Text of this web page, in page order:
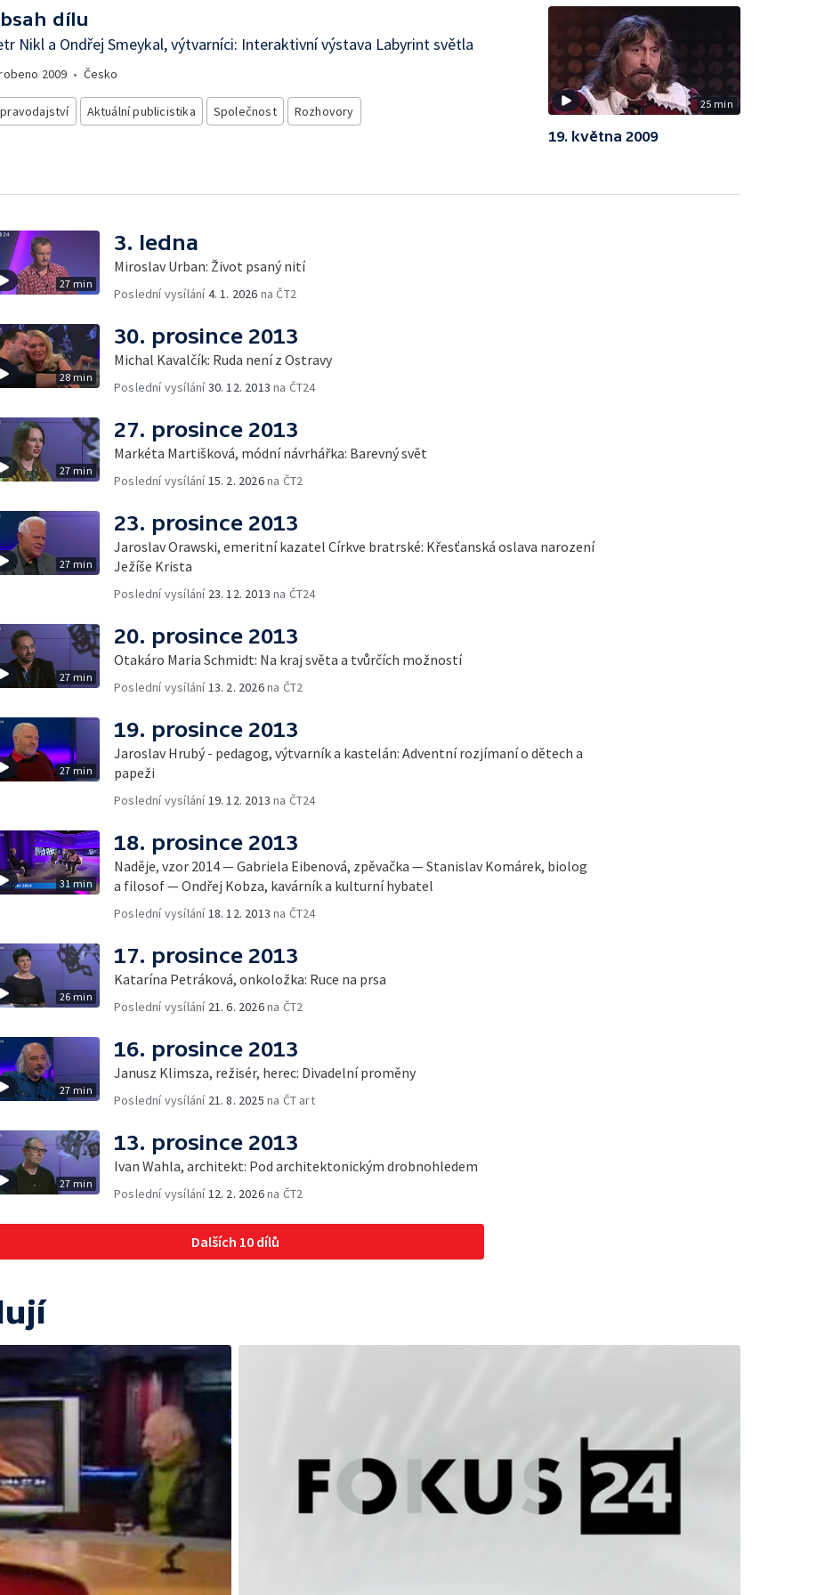
dílu
Nikl a Ondřej Smeykal, výtvarníci: Interaktivní výstava Labyrint světla
2009 • Česko
Aktuální publicistika Společnost Rozhovory 25 min
19. května 2009
27 min
3. ledna
Miroslav Urban: Život psaný nití
Poslední vysílání4. 1. 2026 na ČT2
28 min
30. prosince 2013
Michal Kavalčík: Ruda není z Ostravy
Poslední vysílání30. 12. 2013 na ČT24
27 min
27. prosince 2013
Markéta Martišková, módní návrhářka: Barevný svět
Poslední vysílání 15. 2. 2026na ČT2
27 min
23. prosince 2013
Jaroslav Orawski, emeritní kazatel Církve bratrské: Křesťanská oslava narození
Ježíše Krista
Poslední vysílání 23. 12. 2013 na ČT24
27 min
20. prosince 2013
Otakáro Maria Schmidt: Na kraj světa a tvůrčích možností
Poslední vysílání 13. 2. 2026na ČT2
27 min
19. prosince 2013
Jaroslav Hrubý - pedagog, výtvarník a kastelán: Adventní rozjímaní o dětech a
papeži
Poslední vysílání 19. 12. 2013 na ČT24
31 min
18. prosince 2013
Naděje, vzor 2014 — Gabriela Eibenová, zpěvačka — Stanislav Komárek, biolog
a filosof — Ondřej Kobza, kavárník a kulturní hybatel
Poslední vysílání 18. 12. 2013 na ČT24
26 min
17. prosince 2013
Katarína Petráková, onkoložka: Ruce na prsa
Poslední vysílání 21. 6. 2026na ČT2
27 min
16. prosince 2013
Janusz Klimsza, režisér, herec: Divadelní proměny
Poslední vysílání 21. 8. 2025 na ČT art
27 min
13. prosince 2013
Ivan Wahla, architekt: Pod architektonickým drobnohledem
Poslední vysílání 12. 2. 2026na ČT2
Dalších 10 dílů